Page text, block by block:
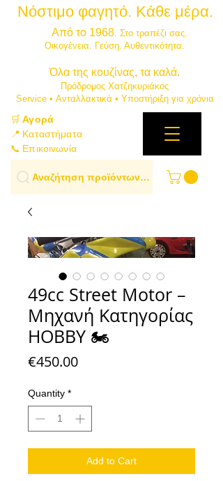
Νόστιμο φαγητό. Κάθε μέρα.
Από το 1968. Στο τραπέζι σας.
​Οικογένεια. Γεύση. Αυθεντικότητα.
​Όλα της κουζίνας, τα καλά.
Πρόδρομος Χατζηκυριάκος
​Service • Ανταλλακτικά • Υποστήριξη για χρόνια
🛒Αγορά
📍 Καταστήματα
📞 Επικοινωνία
Αναζήτηση προϊόντων…
49cc Street Motor –
Μηχανή Κατηγορίας
HOBBY 🏍️
€450.00Price
Quantity *
Add to Cart